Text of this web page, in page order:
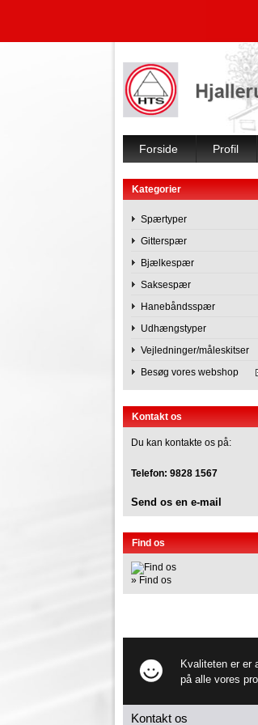
Forside Profil
Kategorier
Spærtyper
Gitterspær
Bjælkespær
Saksespær
Hanebåndsspær
Udhængstyper
Vejledninger/måleskitser
Besøg vores webshop
Kontakt os
Du kan kontakte os på:
Telefon: 9828 1567
Send os en e-mail
Find os
» Find os
Kvaliteten er er
på alle vores
Kontakt os